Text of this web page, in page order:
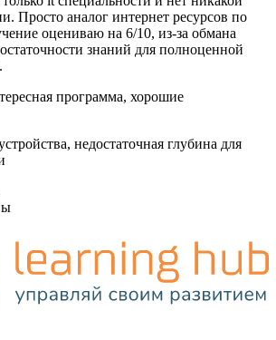
Просто аналог интернет ресурсов по
оцениваю на 6/10, из-за обмана
знаний для полноценной
программа, хорошие
недостаточная глубина для